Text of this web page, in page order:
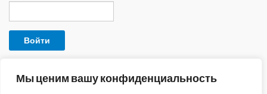
Мы ценим вашу конфиденциальность